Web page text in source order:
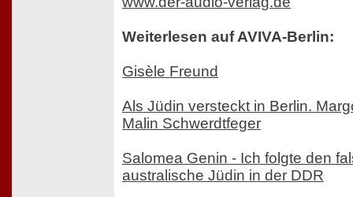
Weiterlesen auf AVIVA-Berlin:
Gisèle Freund
Als Jüdin versteckt in Berlin.
Malin Schwerdtfeger
Salomea Genin - Ich folgte den
australische Jüdin in der DDR